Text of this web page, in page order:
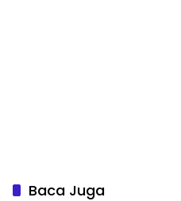
Baca Juga